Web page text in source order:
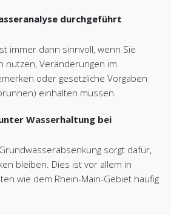
durchgeführt
immer dann sinnvoll, wenn Sie
nutzen, Veränderungen im
oder gesetzliche Vorgaben
einhalten müssen.
Wasserhaltung bei
sorgt dafür,
bleiben. Dies ist vor allem in
wie dem Rhein-Main-Gebiet häufig